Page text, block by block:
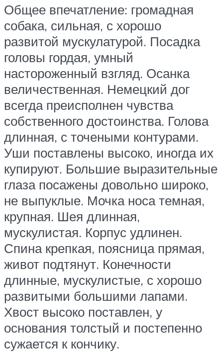
Общее впечатление: громадная
собака, сильная, с хорошо
развитой мускулатурой. Посадка
головы гордая, умный
настороженный взгляд. Осанка
величественная. Немецкий дог
всегда преисполнен чувства
собственного достоинства. Голова
длинная, с точеными контурами.
Уши поставлены высоко, иногда их
купируют. Большие выразительные
глаза посажены довольно широко,
не выпуклые. Мочка носа темная,
крупная. Шея длинная,
мускулистая. Корпус удлинен.
Спина крепкая, поясница прямая,
живот подтянут. Конечности
длинные, мускулистые, с хорошо
развитыми большими лапами.
Хвост высоко поставлен, у
основания толстый и постепенно
сужается к кончику.